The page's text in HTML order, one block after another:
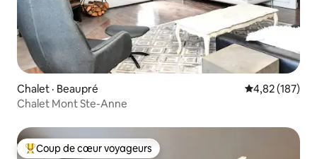
Chalet · Beaupré Note
4,82 (187)
Chalet Mont Ste-Anne
Coup de cœur voyageurs parmi les plus aimés
Coup de cœur voyageurs